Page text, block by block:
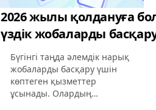
2026 жылы қолдануға
үздік жобаларды
Бүгінгі таңда әлемдік нарық
жобаларды басқару үшін
көптеген қызметтер
ұсынады. Олардың